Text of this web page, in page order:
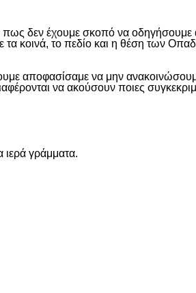
δεν έχουμε σκοπό να οδηγήσουμε
κοινά, το πεδίο και η θέση των
αποφασίσαμε να μην
να ακούσουν ποιες
γράμματα.